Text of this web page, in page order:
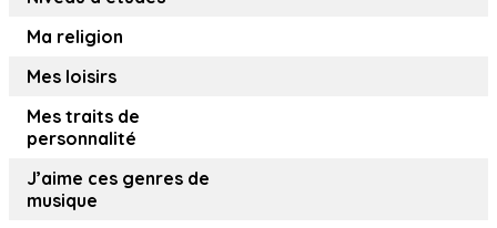
Ma religion
Mes loisirs
Mes traits de
personnalité
J’aime ces genres de
musique